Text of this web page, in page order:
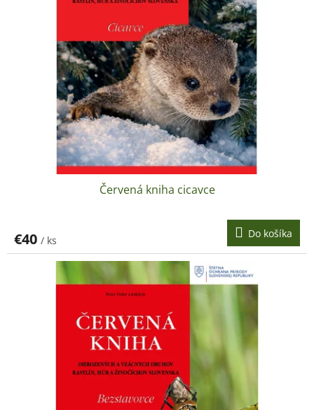
Červená kniha cicavce
€40 / ks
Do košíka